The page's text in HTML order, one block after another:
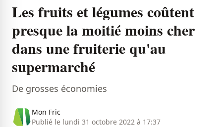
Les fruits et légumes coûtent
presque la moitié moins cher
dans une fruiterie qu'au
supermarché
De grosses économies
Mon Fric
Publié le lundi 31 octobre 2022 à 17:37